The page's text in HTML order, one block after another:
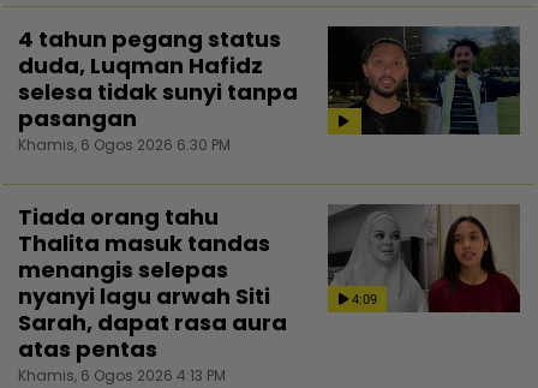
4 tahun pegang status
duda, Luqman Hafidz
selesa tidak sunyi tanpa
pasangan
Khamis, 6 Ogos 2026 6:30 PM
4:09
Tiada orang tahu
Thalita masuk tandas
menangis selepas
nyanyi lagu arwah Siti
Sarah, dapat rasa aura
atas pentas
Khamis, 6 Ogos 2026 4:13 PM